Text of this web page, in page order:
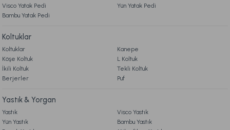
Visco Yatak Pedi
Yün Yatak Pedi
Bambu Yatak Pedi
Koltuklar
Koltuklar
Kanepe
Köşe Koltuk
L Koltuk
İkili Koltuk
Tekli Koltuk
Berjerler
Puf
Yastık & Yorgan
Yastık
Visco Yastık
Yün Yastık
Bambu Yastık